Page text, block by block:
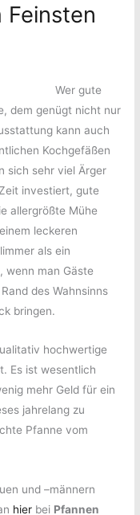
Feinsten
Wer gute
dem genügt nicht nur
kann auch
Kochgefäßen
sich sehr viel Ärger
investiert, gute
allergrößte Mühe
leckeren
als ein
wenn man Gäste
des Wahnsinns
bringen.
hochwertige
Es ist wesentlich
mehr Geld für ein
jahrelang zu
Pfanne vom
und –männern
hier bei Pfannen